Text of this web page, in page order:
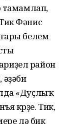
тамамлап,
Фәнис
белем
район
«Дуҫлыҡ
күрҙе. Тик,
лә бик